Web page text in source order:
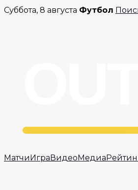
Перейти
Суббота, 8 августа Футбол
МатчиИграВидеоМедиа